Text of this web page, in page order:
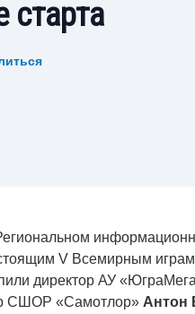
старта
V Всемирным
директор АУ
СШОР «Самотлор» Антон